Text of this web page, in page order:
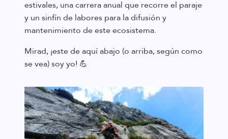
estivales, una carrera anual que recorre el paraje
y un sinfín de labores para la difusión y
mantenimiento de este ecosistema.
Mirad, ¡este de aquí abajo (o arriba, según como
se vea) soy yo! 💪